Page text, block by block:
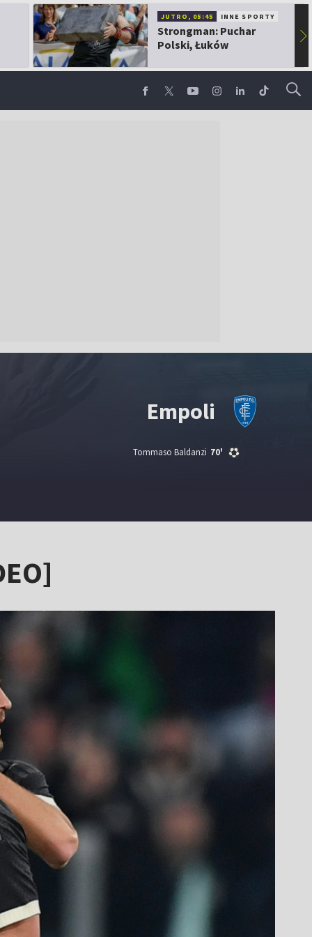
JUTRO, 05:45 INNE SPORTY
Strongman: Puchar
Polski, Łuków
▶
Empoli
70'
Tommaso Baldanzi